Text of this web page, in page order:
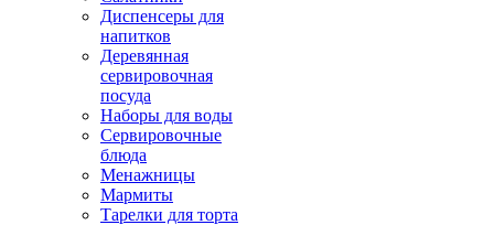
Диспенсеры для
напитков
Деревянная
сервировочная
посуда
Наборы для воды
Сервировочные
блюда
Менажницы
Мармиты
Тарелки для торта